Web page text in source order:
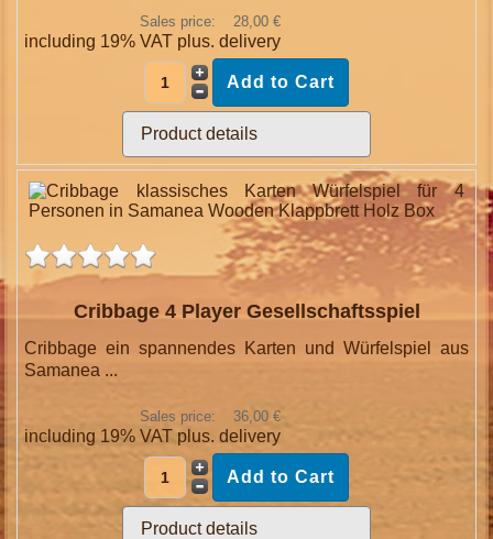
Sales price: 28,00 €
including 19% VAT plus.delivery
Product details
Cribbage 4 Player Gesellschaftsspiel
Cribbage ein spannendes Karten und Würfelspiel aus
Samanea ...
Sales price: 36,00 €
including 19% VAT plus.delivery
Product details